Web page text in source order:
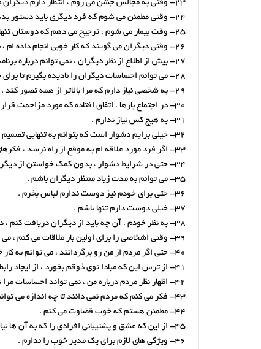
23- وقتی به مجالس جشن می روم ، انتظار دارم دیگران مرا دوست داشته باشند .
24- وقتی مطمئن می شوم که فرد دیگری باید دستور بدهد ، احساس راحتی می کنم .
25- وقت بیمار می شوم ، ترجیح می دهم که دوستان تنهایم بگذارند .
26- وقتی دیگران می گویند که کار خوبی انجام داده ام ، به شدت احساس خوشحالی می کنم .
27- بیش از اطلاع از نظر دیگران ، نمی توانم درباره برنامه تلویزیونی یا فیلم سینمایی اظهار نظر کنم.
28- می توانم احساسات دیگران را نادیده بگیرم تا برای خودم کاری مهم انجام دهم .
29- به شخصی نیاز دارم که مرا بالاتر از همه تصور کند .
30- در اجتماع بارها ، اتفاق افتاده که مورد مزاحمت قرار گرفته ام .
31- به هیچ کس نیاز ندارم .
32- خیلی برایم دشوار است که بتوانم به تنهایی تصمیم بگیرم .
33- اگر فرد مورد علاقه ام به موقع از راه نرسد ، فکرهای بدی می کنم .
34- حتی در شرایط دشوار ، بدون کمک خواستن از دیگران می توانم گلیم خود را از آب بیرون بکشم.
35- می توانم به مدت زیاد منتظر دیگران باشم .
36- حتی برای خودم نیز دوست ندارم لباس بخرم .
37- خیلی دوست دارم تنها باشم .
38- به نظر خودم ، آن چه باید از دیگران دریافت کنم ، دریافت نمی کنم .
39- وقتی اشخاصی را برای اولین بار ملاقات می کنم ، می ترسم نتوانم آن چه را که لازم است انجام بدهم .
40- حتی اگر مردم از من رو برگردانند ، می توانم به کار خودم ادامه دهم ، به شرط این که فرد مورد علاقه ام در کنارم باشد .
41- از ترس این که مبادا توی ذوقم بخورد ، از ایجاد رابطه با دیگران خودداری می کنم .
42- اظهار نظر مردم درباره من ، نمی تواند احساسات مرا تحت تاثیر قرار دهد .
43- فکر می کنم که مردم نمی دانند تا چه اندازه می توانند مرا آزار دهند .
44- مطمئن هستم که خوب قضاوت می کنم .
45- از این که عشق و پشتیبانی افرادی را که به آن ها نیاز دارم از دست بدهم وحشت دارم .
46- ویژگی های لازم برای یک مدیر خوب را ندارم .